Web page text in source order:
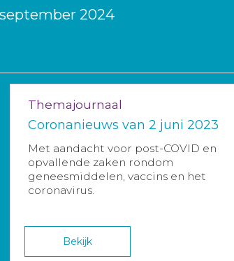
2024
Themajournaal
Coronanieuws van 2 juni 2023
Met aandacht voor post-COVID en
opvallende zaken rondom
geneesmiddelen, vaccins en het
coronavirus.
Bekijk